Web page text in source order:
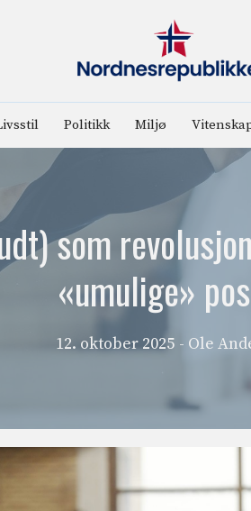
Politikk Miljø
som
«umulige»
12. oktober 2025 - Ole